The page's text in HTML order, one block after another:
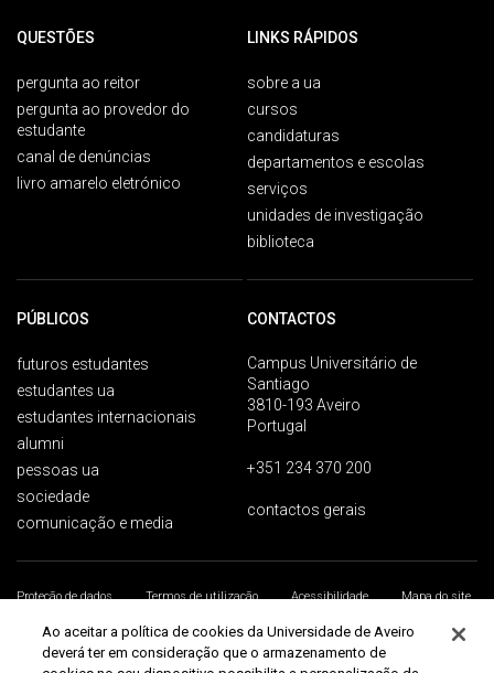
QUESTÕES
pergunta ao reitor
pergunta ao provedor do
estudante
canal de denúncias
livro amarelo eletrónico
LINKS RÁPIDOS
sobre a ua
cursos
candidaturas
departamentos e escolas
serviços
unidades de investigação
biblioteca
PÚBLICOS
futuros estudantes
estudantes ua
estudantes internacionais
alumni
pessoas ua
sociedade
comunicação e media
CONTACTOS
Campus Universitário de
Santiago
3810-193 Aveiro
Portugal
+351 234 370 200
contactos gerais
Proteção de dados Termos de utilização Acessibilidade
Mapa do site
Universidade de Aveiro 2026
Ao aceitar a política de cookies da Universidade de Aveiro
deverá ter em consideração que o armazenamento de